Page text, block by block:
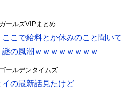
ールズVIPまとめ
こで給料とか休みのこと聞いて
の風潮ｗｗｗｗｗｗｗｗ
ールデンタイムズ
イの最新話見たけど